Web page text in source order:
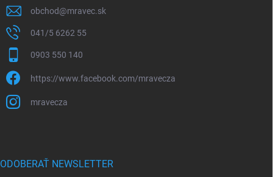
obchod@mravec.sk
041/5 6262 55
0903 550 140
https://www.facebook.com/mravecza
mravecza
ODOBERAŤ NEWSLETTER